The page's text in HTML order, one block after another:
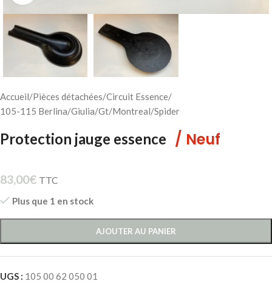
Accueil/Pièces détachées/Circuit Essence/
105-115 Berlina/Giulia/Gt/Montreal/Spider
Protection jauge essence / Neuf
83,00€ TTC
Plus que 1 en stock
AJOUTER AU PANIER
UGS : 105 00 62 050 01